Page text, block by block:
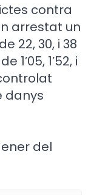
contra
arrestat un
22, 30, i 38
1’52, i
danys
del